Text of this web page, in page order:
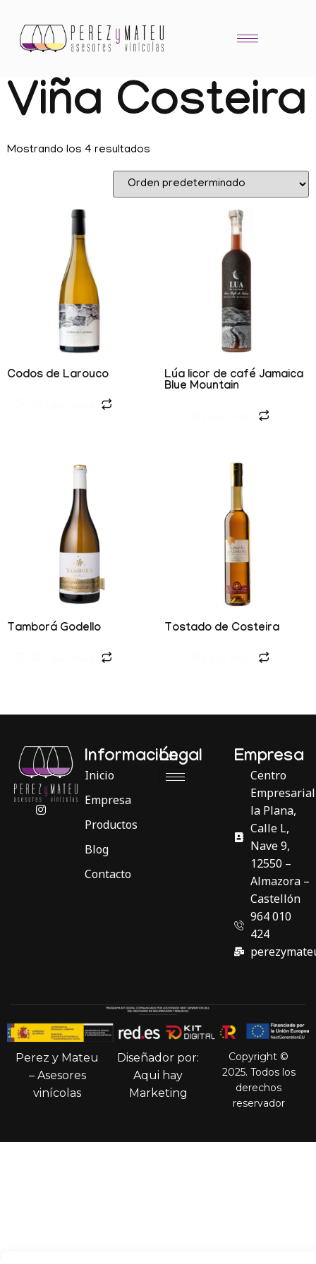
Viña Costeira
Mostrando los 4 resultados
Codos de Larouco
Lúa licor de café Jamaica
Blue Mountain
Tamborá Godello Tostado de Costeira
Información
Inicio
Empresa
Productos
Blog
Contacto
Legal Empresa
Centro
Empresarial
la Plana,
Calle L,
Nave 9,
12550 –
Almazora –
Castellón
964 010
424
Perez y Mateu
– Asesores
vinícolas
Diseñador por:
Aqui hay
Marketing
Copyright ©
2025. Todos los
derechos
reservador